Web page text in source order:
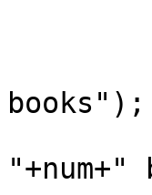
books");